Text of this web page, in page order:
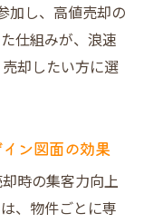
加し、高値売却の
仕組みが、浪速
却したい方に選
ン図面の効果
時の集客力向上
、物件ごとに専